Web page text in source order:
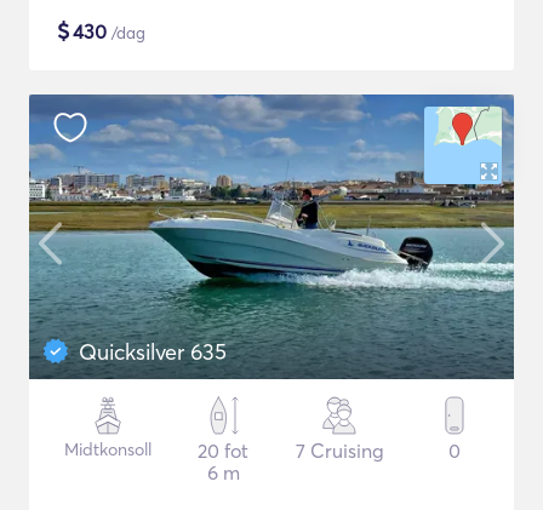
$430 /dag
Quicksilver 635
Midtkonsoll
20 fot
6 m
7 Cruising 0